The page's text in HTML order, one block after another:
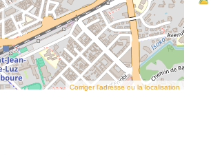
Corriger l’adresse ou la localisation